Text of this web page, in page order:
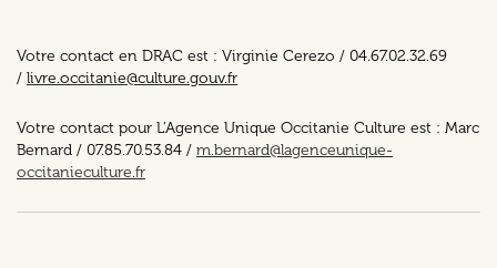
Votre contact en DRAC est : Virginie Cerezo / 04.67.02.32.69
/ livre.occitanie@culture.gouv.fr
Votre contact pour L’Agence Unique Occitanie Culture est : Marc
Bernard / 07.85.70.53.84 / m.bernard@lagenceunique-
occitanieculture.fr